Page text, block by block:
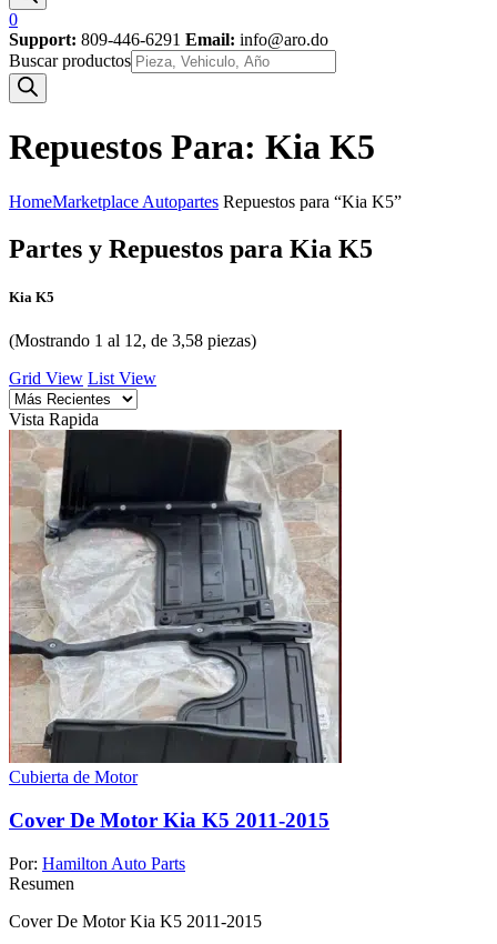
0
Support: 809-446-6291 Email: info@aro.do
Buscar productos
Repuestos Para: Kia K5
HomeMarketplace Autopartes Repuestos para “Kia K5”
Partes y Repuestos para Kia K5
Kia K5
(Mostrando 1 al 12, de 3,58 piezas)
Grid View List View
Vista Rapida
Cubierta de Motor
Cover De Motor Kia K5 2011-2015
Por: Hamilton Auto Parts
Resumen
Cover De Motor Kia K5 2011-2015